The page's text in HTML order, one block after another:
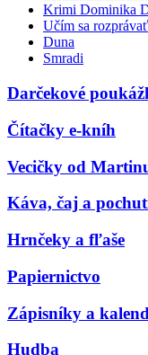
Krimi Dominika
Učím sa rozprávať
Duna
Smradi
Darčekové
Čítačky e-kníh
Vecičky od
Káva, čaj a
Hrnčeky a fľaše
Papiernictvo
Zápisníky a
Hudba